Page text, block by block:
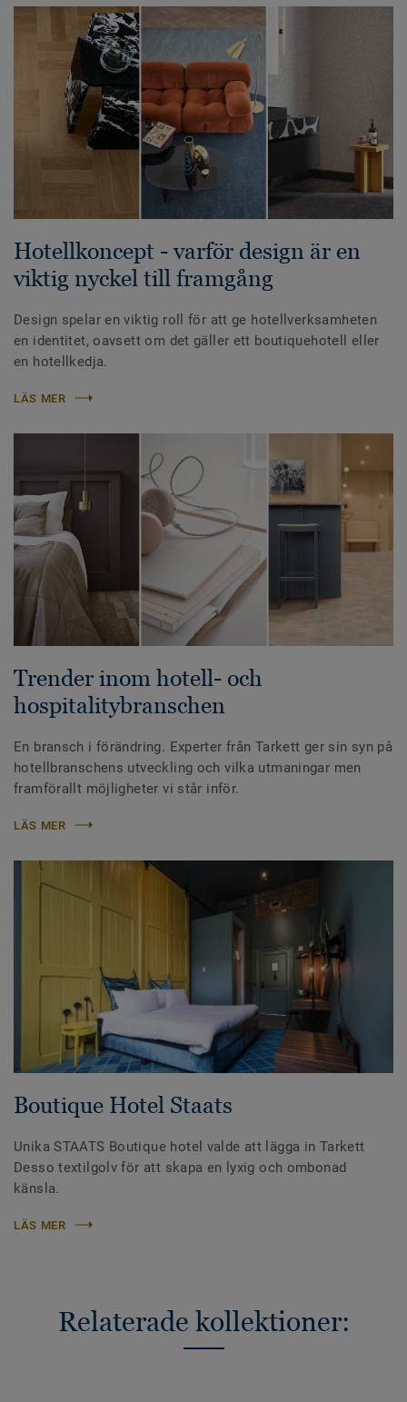
Hotellkoncept - varför design är en
viktig nyckel till framgång
Design spelar en viktig roll för att ge hotellverksamheten
en identitet, oavsett om det gäller ett boutiquehotell eller
en hotellkedja.
LÄS MER
Trender inom hotell- och
hospitalitybranschen
En bransch i förändring. Experter från Tarkett ger sin syn på
hotellbranschens utveckling och vilka utmaningar men
framförallt möjligheter vi står inför.
LÄS MER
Boutique Hotel Staats
Unika STAATS Boutique hotel valde att lägga in Tarkett
Desso textilgolv för att skapa en lyxig och ombonad
känsla.
LÄS MER
Relaterade kollektioner: